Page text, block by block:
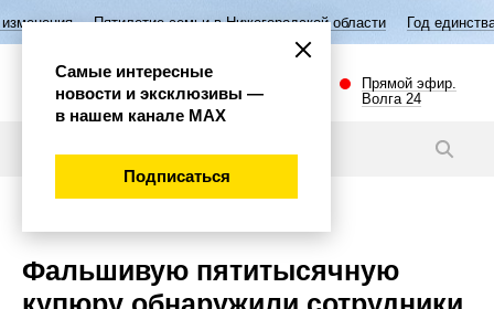
семьи в Нижегородской области Год единства народов
Прямой эфир.
Волга 24
Фальшивую пятитысячную
Самые интересные
новости и эксклюзивы —
в нашем канале МАХ
Подписаться